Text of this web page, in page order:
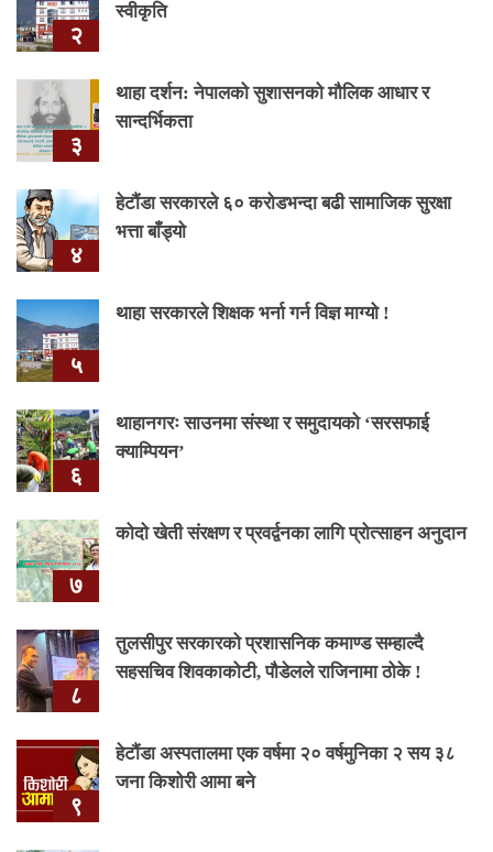
२
स्वीकृति
३
थाहा दर्शन: नेपालको सुशासनको मौलिक आधार र
सान्दर्भिकता
४
हेटौंडा सरकारले ६० करोडभन्दा बढी सामाजिक सुरक्षा
भत्ता बाँड्यो
५
थाहा सरकारले शिक्षक भर्ना गर्न विज्ञ माग्यो !
६
थाहानगरः साउनमा संस्था र समुदायको ‘सरसफाई
क्याम्पियन’
७
कोदो खेती संरक्षण र प्रवर्द्वनका लागि प्रोत्साहन अनुदान
८
तुलसीपुर सरकारको प्रशासनिक कमाण्ड सम्हाल्दै
सहसचिव शिवकाकोटी, पौडेलले राजिनामा ठोके !
९
हेटौंडा अस्पतालमा एक वर्षमा २० वर्षमुनिका २ सय ३८
जना किशोरी आमा बने